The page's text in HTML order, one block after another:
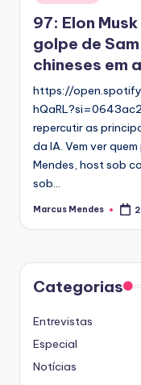
in
97: Elon
golpe de
chineses em
https://
repercutir as
da IA. Vem ver
Mendes, host sob
sob…
Posted
Marcus Mendes
Categorias
Entrevistas
Especial
Notícias